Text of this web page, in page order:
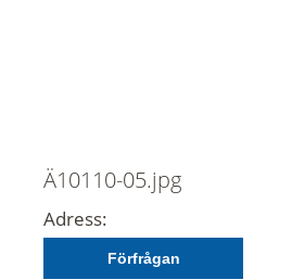
Ä10110-05.jpg
Adress:
Förfrågan